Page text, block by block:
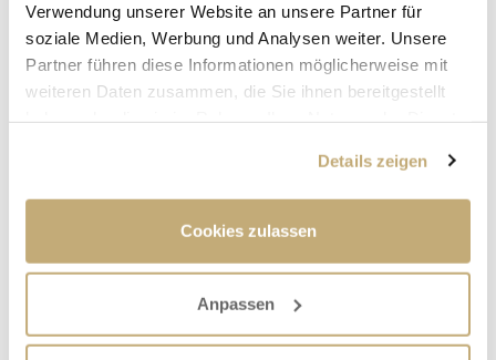
Verwendung unserer Website an unsere Partner für
soziale Medien, Werbung und Analysen weiter. Unsere
Partner führen diese Informationen möglicherweise mit
weiteren Daten zusammen, die Sie ihnen bereitgestellt
Details zeigen
Cookies zulassen
Anpassen
Malwettbewerb für
Glückwunschkarten: Paul Maar
prämierte die kreativsten Ideen
30.07.2026